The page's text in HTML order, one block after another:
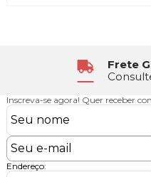
Segunda à
Inscreva-se agora! Quer receber
Endereço: